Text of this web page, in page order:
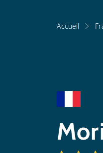
Accueil